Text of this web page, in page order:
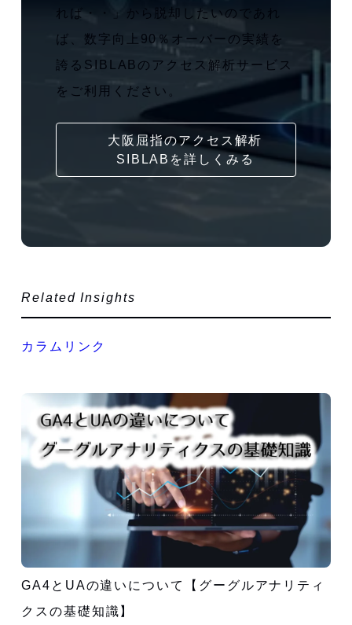
れば・・」から脱却したいのであれ
ば、数字向上90％オーバーの実績を
誇るSIBLABのアクセス解析サービス
をご利用ください。
大阪屈指のアクセス解析
SIBLABを詳しくみる
Related Insights
カラムリンク
GA4とUAの違いについて【グーグルアナリティ
クスの基礎知識】